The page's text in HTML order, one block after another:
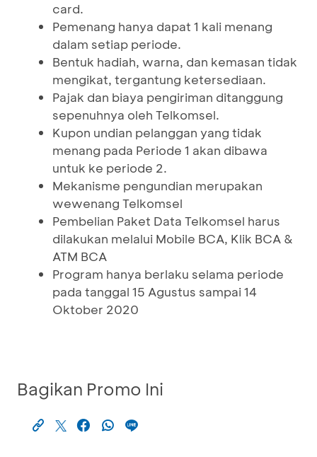
card.
Pemenang hanya dapat 1 kali menang
dalam setiap periode.
Bentuk hadiah, warna, dan kemasan tidak
mengikat, tergantung ketersediaan.
Pajak dan biaya pengiriman ditanggung
sepenuhnya oleh Telkomsel.
Kupon undian pelanggan yang tidak
menang pada Periode 1 akan dibawa
untuk ke periode 2.
Mekanisme pengundian merupakan
wewenang Telkomsel
Pembelian Paket Data Telkomsel harus
dilakukan melalui Mobile BCA, Klik BCA &
ATM BCA
Program hanya berlaku selama periode
pada tanggal 15 Agustus sampai 14
Oktober 2020
Bagikan Promo Ini